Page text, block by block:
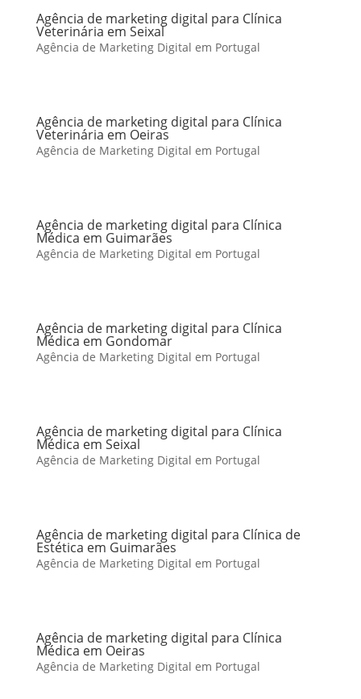
Agência de marketing digital para Clínica
Veterinária em Seixal
Agência de Marketing Digital em Portugal
Agência de marketing digital para Clínica
Veterinária em Oeiras
Agência de Marketing Digital em Portugal
Agência de marketing digital para Clínica
Médica em Guimarães
Agência de Marketing Digital em Portugal
Agência de marketing digital para Clínica
Médica em Gondomar
Agência de Marketing Digital em Portugal
Agência de marketing digital para Clínica
Médica em Seixal
Agência de Marketing Digital em Portugal
Agência de marketing digital para Clínica de
Estética em Guimarães
Agência de Marketing Digital em Portugal
Agência de marketing digital para Clínica
Médica em Oeiras
Agência de Marketing Digital em Portugal